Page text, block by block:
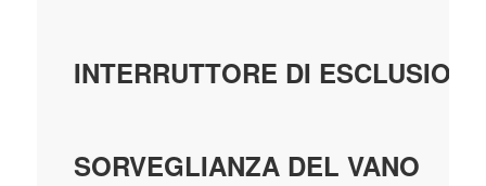
INTERRUTTORE DI ESCLUSIONE
SORVEGLIANZA DEL VANO